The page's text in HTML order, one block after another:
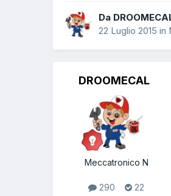
Da
22 Luglio 2015 in
DROOMECAL
Meccatronico N
290 22